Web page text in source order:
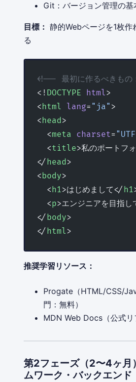
Git：バージョン管理の基
目標： 静的Webページを1枚作
る
<!-- 最初に作るべきもの
<! DOCTYPE html>
<html lang= "ja" >
<head>
  <
meta charset=
  <
title>私のポートフ
</ head>
<body>
  <
h1>はじめまして</ h1
  <
p>エンジニアを目指
</ body>
</ html>
推奨学習リソース：
Progate（HTML/CSS/
門：無料）
MDN Web Docs（公式リ
第2フェーズ（2〜4ヶ月
ムワーク・バックエンド